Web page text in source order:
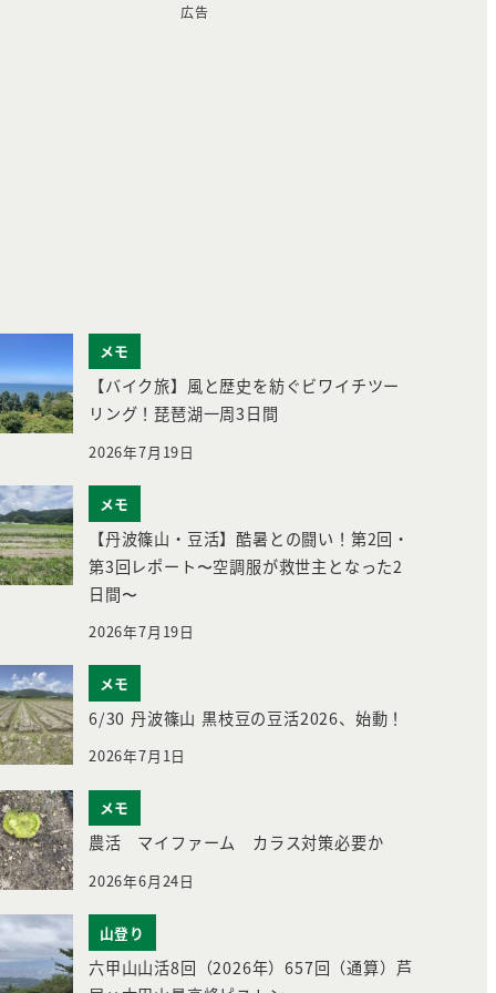
広告
メモ
【バイク旅】風と歴史を紡ぐビワイチツー
リング！琵琶湖一周3日間
2026年7月19日
メモ
【丹波篠山・豆活】酷暑との闘い！第2回・
第3回レポート〜空調服が救世主となった2
日間〜
2026年7月19日
メモ
6/30 丹波篠山 黒枝豆の豆活2026、始動！
2026年7月1日
メモ
農活 マイファーム カラス対策必要か
2026年6月24日
山登り
六甲山山活8回（2026年）657回（通算）芦